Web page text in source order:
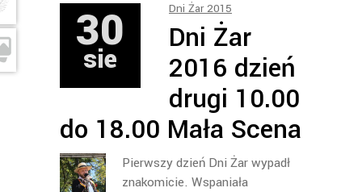
30
sie
Dni Żar 2015
Dni Żar
2016 dzień
drugi 10.00
do 18.00 Mała Scena
Pierwszy dzień Dni Żar wypadł
znakomicie. Wspaniała